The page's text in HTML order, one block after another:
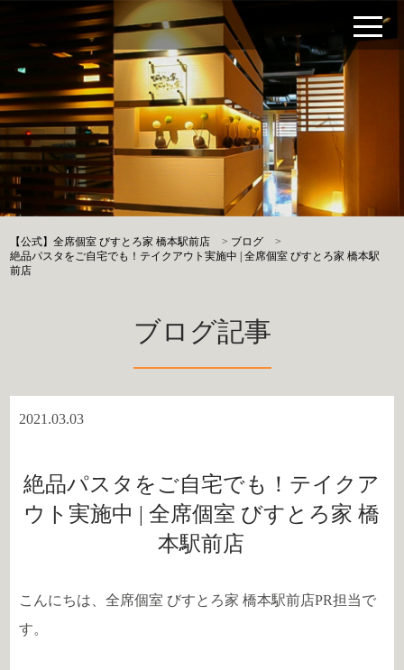
【公式】全席個室 びすとろ家 橋本駅前店 > ブログ
>
絶品パスタをご自宅でも！テイクアウト実施中 | 全席個室 びすとろ家 橋本駅
前店
ブログ記事
2021.03.03
絶品パスタをご自宅でも！テイクア
ウト実施中 | 全席個室 びすとろ家 橋
本駅前店
こんにちは、全席個室 びすとろ家 橋本駅前店PR担当で
す。